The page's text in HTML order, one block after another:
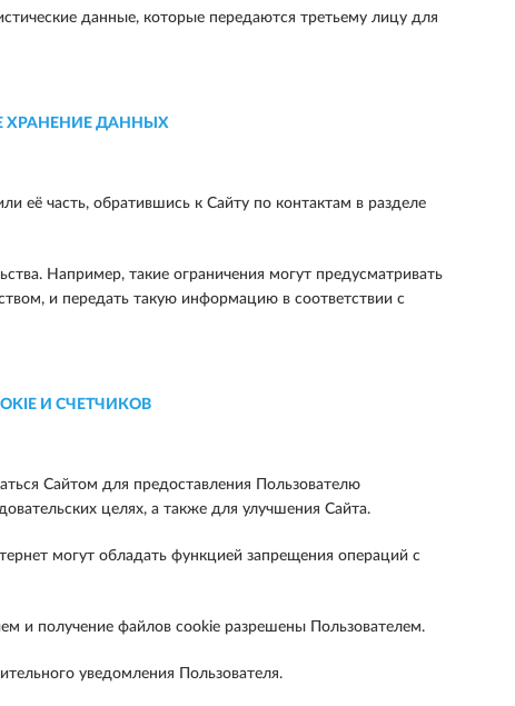
данные, которые передаются третьему лицу для
ХРАНЕНИЕ ДАННЫХ
её часть, обратившись к Сайту по контактам в разделе
Например, такие ограничения могут предусматривать
и передать такую информацию в соответствии с
И СЧЕТЧИКОВ
Сайтом для предоставления Пользователю
целях, а также для улучшения Сайта.
могут обладать функцией запрещения операций с
и получение файлов cookie разрешены Пользователем.
уведомления Пользователя.